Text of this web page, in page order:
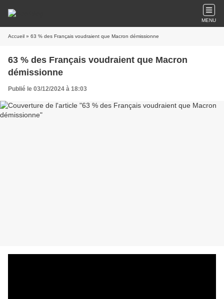
MENU
Accueil » 63 % des Français voudraient que Macron démissionne
63 % des Français voudraient que Macron
démissionne
Publié le 03/12/2024 à 18:03